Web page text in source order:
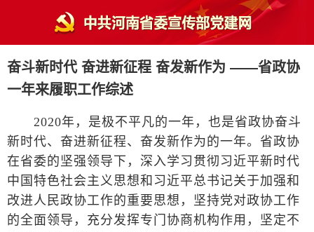
奋斗新时代 奋进新征程 奋发新作为 ——省政协
一年来履职工作综述
2020年，是极不平凡的一年，也是省政协奋斗
新时代、奋进新征程、奋发新作为的一年。省政协
在省委的坚强领导下，深入学习贯彻习近平新时代
中国特色社会主义思想和习近平总书记关于加强和
改进人民政协工作的重要思想，坚持党对政协工作
的全面领导，充分发挥专门协商机构作用，坚定不